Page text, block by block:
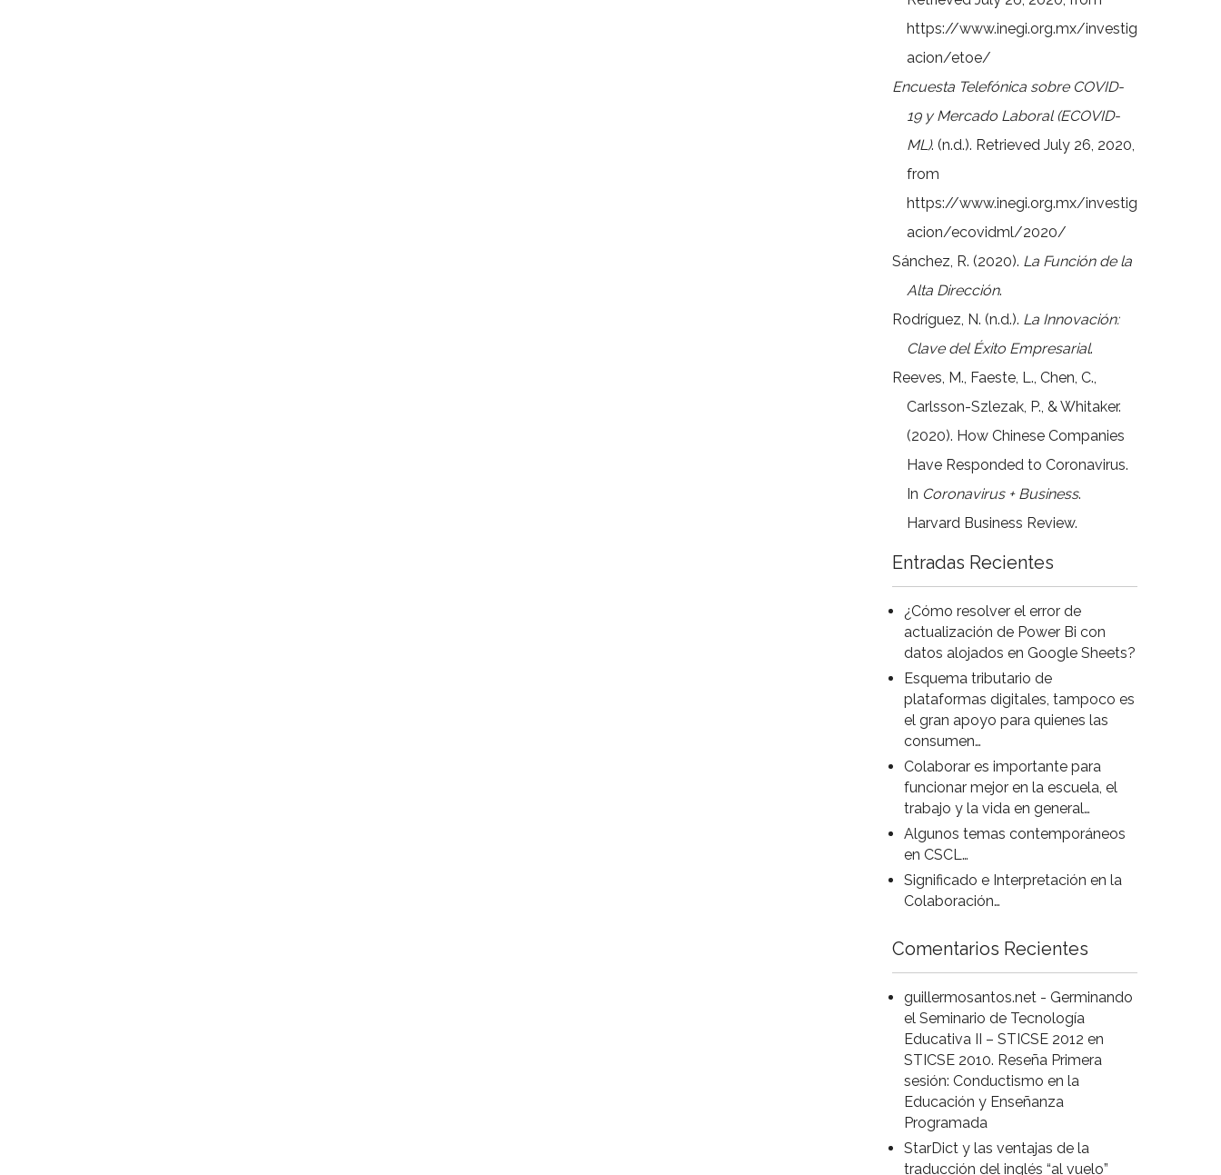
https://www.inegi.org.mx/investig
acion/etoe/
Encuesta Telefónica sobre COVID-
19 y Mercado Laboral (ECOVID-
ML). (n.d.). Retrieved July 26, 2020,
from
https://www.inegi.org.mx/investig
acion/ecovidml/2020/
Sánchez, R. (2020). La Función de la
Alta Dirección.
Rodríguez, N. (n.d.). La Innovación:
Clave del Éxito Empresarial.
Reeves, M., Faeste, L., Chen, C.,
Carlsson-Szlezak, P., & Whitaker.
(2020). How Chinese Companies
Have Responded to Coronavirus.
In Coronavirus + Business.
Harvard Business Review.
Entradas Recientes
¿Cómo resolver el error de
actualización de Power Bi con
datos alojados en Google Sheets?
Esquema tributario de
plataformas digitales, tampoco es
el gran apoyo para quienes las
consumen…
Colaborar es importante para
funcionar mejor en la escuela, el
trabajo y la vida en general…
Algunos temas contemporáneos
en CSCL…
Significado e Interpretación en la
Colaboración…
Comentarios Recientes
guillermosantos.net - Germinando
el Seminario de Tecnología
Educativa II – STICSE 2012 en
STICSE 2010. Reseña Primera
sesión: Conductismo en la
Educación y Enseñanza
Programada
StarDict y las ventajas de la
traducción del inglés “al vuelo”